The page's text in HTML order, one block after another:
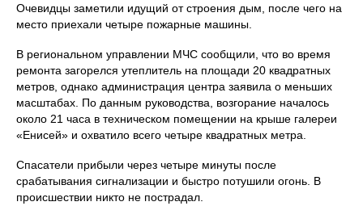
Очевидцы заметили идущий от строения дым, после чего на
место приехали четыре пожарные машины.
В региональном управлении МЧС сообщили, что во время
ремонта загорелся утеплитель на площади 20 квадратных
метров, однако администрация центра заявила о меньших
масштабах. По данным руководства, возгорание началось
около 21 часа в техническом помещении на крыше галереи
«Енисей» и охватило всего четыре квадратных метра.
Спасатели прибыли через четыре минуты после
срабатывания сигнализации и быстро потушили огонь. В
происшествии никто не пострадал.